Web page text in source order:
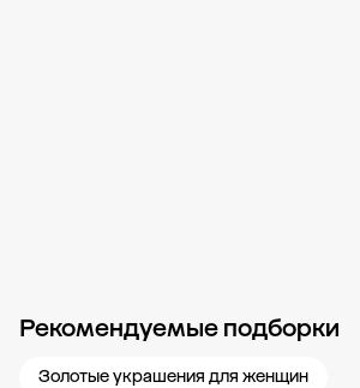
Рекомендуемые подборки
Золотые украшения для женщин
Новости компании Журнал ЗОЛОТОЙ Блог